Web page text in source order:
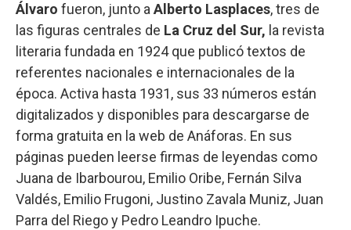
Álvaro fueron, junto aAlberto Lasplaces, tres de
las figuras centrales de La Cruz del Sur, la revista
literaria fundada en 1924 que publicó textos de
referentes nacionales e internacionales de la
época. Activa hasta 1931, sus 33 números están
digitalizados y disponibles para descargarse de
forma gratuita en la web de Anáforas. En sus
páginas pueden leerse firmas de leyendas como
Juana de Ibarbourou, Emilio Oribe, Fernán Silva
Valdés, Emilio Frugoni, Justino Zavala Muniz, Juan
Parra del Riego y Pedro Leandro Ipuche.